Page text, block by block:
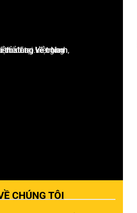
tiếng trong cộng đồng báo chí thể thao.
CHÚNG TÔI